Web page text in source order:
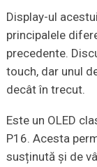
Display-ul
principalele
precedente.
touch, dar unul
decât în trecut.
Este un OLED
P16. Acesta
susținută și de